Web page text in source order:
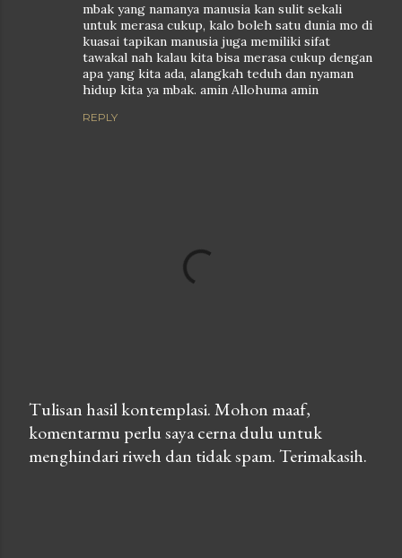
mbak yang namanya manusia kan sulit sekali
untuk merasa cukup, kalo boleh satu dunia mo di
kuasai tapikan manusia juga memiliki sifat
tawakal nah kalau kita bisa merasa cukup dengan
apa yang kita ada, alangkah teduh dan nyaman
hidup kita ya mbak. amin Allohuma amin
REPLY
P
o
Tulisan hasil kontemplasi. Mohon maaf,
komentarmu perlu saya cerna dulu untuk
menghindari riweh dan tidak spam. Terimakasih.